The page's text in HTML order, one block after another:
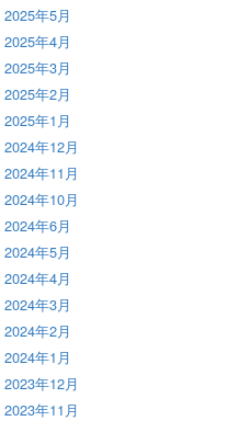
2025年5月
2025年4月
2025年3月
2025年2月
2025年1月
2024年12月
2024年11月
2024年10月
2024年6月
2024年5月
2024年4月
2024年3月
2024年2月
2024年1月
2023年12月
2023年11月